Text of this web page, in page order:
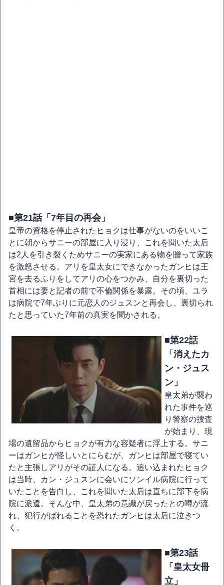
■第21話「7年目の再会」
皇帝の資格を停止されたヒョクは仕事がないのをいいこ
とに朝からサニーの部屋に入り浸り、これを聞いた太后
は2人を引き裂くためサニーの実家にある物を贈って家族
を激怒させる。アリを皇太女にできなかったガンヒは王
宮を去るふりをしてアリの心をつかみ、自分を裏切った
首相には妻と記者の前で不倫関係を暴露。その頃、ユラ
は病院で7年ぶりに元恋人のジュスンと再会し、裏切られ
たと思っていた7年前の真実を聞かされる。
■第22話
「消えたカ
ン・ジュス
ン」
皇太弟が襲わ
れた事件を巡
り警察の捜査
が始まり、現
場の遺留品からヒョクが有力な容疑者に浮上する。サニ
ーはガンヒが怪しいとにらむが、ガンヒは部屋で寝てい
たと主張しアリがその証人になる。追い込まれたヒョク
は当時、カン・ジュスンに会いにソンイル病院に行って
いたことを告白し、これを聞いた太后は直ちに部下を病
院に派遣。そんな中、皇太弟の意識が戻ったとの噂が流
れ、犯行がばれることを恐れたガンヒは太后に泣きつ
く。
■第23話
「皇太女冊
立」